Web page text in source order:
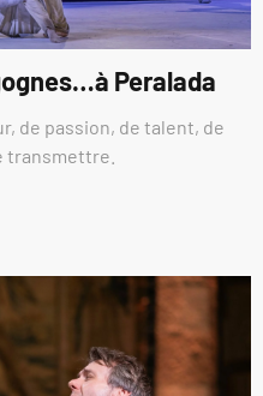
Peralada
de passion, de talent, de
transmettre.